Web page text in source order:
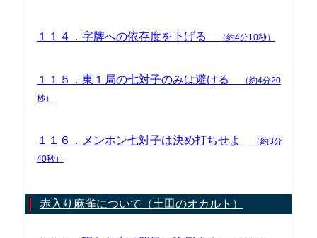
１１４．字牌への依存度を下げる （約4分10秒）
１１５．東１局の七対子のみは避ける
（約4分20
秒）
１１６．メンホン七対子は決め打ちせよ
（約3分
40秒）
赤入り麻雀について（土田のオカルト）